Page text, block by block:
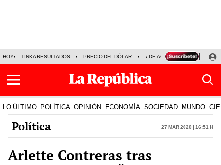
HOY TINKA RESULTADOS PRECIO DEL DÓLAR 7 DE AGOSTO OLLANTA
LO ÚLTIMO POLÍTICA OPINIÓN ECONOMÍA SOCIEDAD MUNDO
Política 27 Mar 2020 | 16:51 h
Arlette Contreras tras